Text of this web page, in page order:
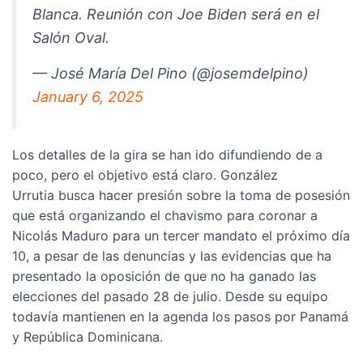
Blanca. Reunión con Joe Biden será en el
Salón Oval.
— José María Del Pino (@josemdelpino)
January 6, 2025
Los detalles de la gira se han ido difundiendo de a
poco, pero el objetivo está claro. González
Urrutia busca hacer presión sobre la toma de posesión
que está organizando el chavismo para coronar a
Nicolás Maduro para un tercer mandato el próximo día
10, a pesar de las denuncias y las evidencias que ha
presentado la oposición de que no ha ganado las
elecciones del pasado 28 de julio. Desde su equipo
todavía mantienen en la agenda los pasos por Panamá
y República Dominicana.